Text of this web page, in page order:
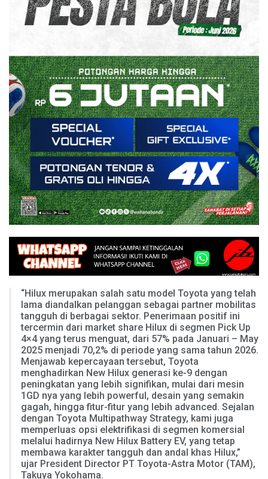
“Hilux merupakan salah satu model Toyota yang telah
lama diandalkan pelanggan sebagai partner mobilitas
tangguh di berbagai sektor. Penerimaan positif ini
tercermin dari market share Hilux di segmen Pick Up
4×4 yang terus menguat, dari 57% pada Januari – May
2025 menjadi 70,2% di periode yang sama tahun 2026.
Menjawab kepercayaan tersebut, Toyota
menghadirkan New Hilux generasi ke-9 dengan
peningkatan yang lebih signifikan, mulai dari mesin
1GD nya yang lebih powerful, desain yang semakin
gagah, hingga fitur-fitur yang lebih advanced. Sejalan
dengan Toyota Multipathway Strategy, kami juga
memperluas opsi elektrifikasi di segmen komersial
melalui hadirnya New Hilux Battery EV, yang tetap
membawa karakter tangguh dan andal khas Hilux,”
ujar President Director PT Toyota-Astra Motor (TAM),
Takuya Yokohama.